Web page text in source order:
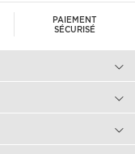
PAIEMENT
SÉCURISÉ